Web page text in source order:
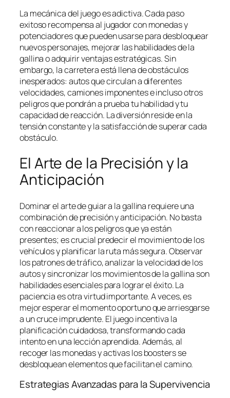
La mecánica del juego es adictiva. Cada paso
exitoso recompensa al jugador con monedas y
potenciadores que pueden usarse para desbloquear
nuevos personajes, mejorar las habilidades de la
gallina o adquirir ventajas estratégicas. Sin
embargo, la carretera está llena de obstáculos
inesperados: autos que circulan a diferentes
velocidades, camiones imponentes e incluso otros
peligros que pondrán a prueba tu habilidad y tu
capacidad de reacción. La diversión reside en la
tensión constante y la satisfacción de superar cada
obstáculo.
El Arte de la Precisión y la
Anticipación
Dominar el arte de guiar a la gallina requiere una
combinación de precisión y anticipación. No basta
con reaccionar a los peligros que ya están
presentes; es crucial predecir el movimiento de los
vehículos y planificar la ruta más segura. Observar
los patrones de tráfico, analizar la velocidad de los
autos y sincronizar los movimientos de la gallina son
habilidades esenciales para lograr el éxito. La
paciencia es otra virtud importante. A veces, es
mejor esperar el momento oportuno que arriesgarse
a un cruce imprudente. El juego incentiva la
planificación cuidadosa, transformando cada
intento en una lección aprendida. Además, al
recoger las monedas y activas los boosters se
desbloquean elementos que facilitan el camino.
Estrategias Avanzadas para la Supervivencia